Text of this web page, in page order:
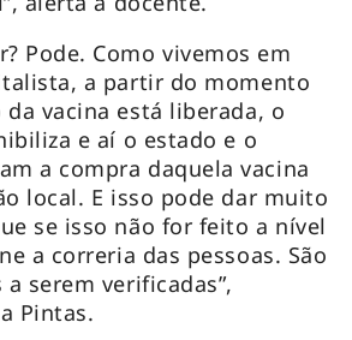
Pode. Como vivemos em
a partir do momento
vacina está liberada, o
e aí o estado e o
a compra daquela vacina
local. E isso pode dar muito
se isso não for feito a nível
a correria das pessoas. São
serem verificadas”,
Pintas.